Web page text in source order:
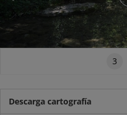
3
Descarga cartografía